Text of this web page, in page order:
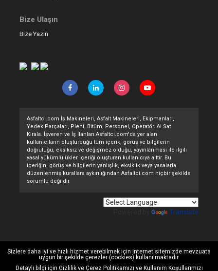
Bize Ulaşın
Bize Yazın
Asfaltci.com İş Makineleri, Asfalt Makineleri, Ekipmanları,
Yedek Parçaları, Plent, Bitüm, Personel, Operatör. Al Sat
Kirala. İşveren ve İş İlanları.Asfaltci.com'da yer alan
kullanıcıların oluşturduğu tüm içerik, görüş ve bilgilerin
doğruluğu, eksiksiz ve değişmez olduğu, yayınlanması ile ilgili
yasal yükümlülükler içeriği oluşturan kullanıcıya aittir. Bu
içeriğin, görüş ve bilgilerin yanlışlık, eksiklik veya yasalarla
düzenlenmiş kurallara aykırılığından Asfaltci.com hiçbir şekilde
sorumlu değildir.
Translate
Sizlere daha iyi ve hızlı hizmet verebilmek için Internet sitemizde mevzuata
uygun bir şekilde çerezler (cookies) kullanılmaktadır.
Detaylı bilgi için Gizlilik ve Çerez Politikamızı ve Kullanım Koşullarımızı